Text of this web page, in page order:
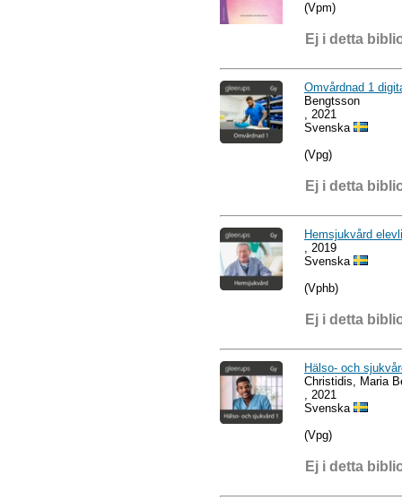
(Vpm)
Ej i detta
Omvårdnad 1
Bengtsson
, 2021
Svenska
(Vpg)
Ej i detta
Hemsjukvård
, 2019
Svenska
(Vphb)
Ej i detta
Hälso- och
Christidis, Maria
, 2021
Svenska
(Vpg)
Ej i detta